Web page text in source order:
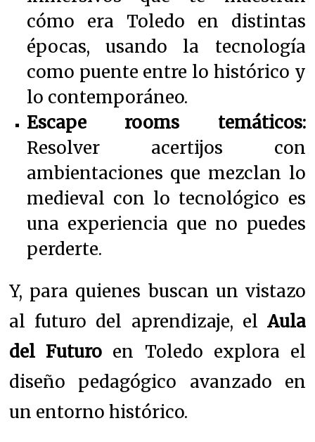
cómo era Toledo en distintas
épocas, usando la tecnología
como puente entre lo histórico y
lo contemporáneo.
Escape rooms temáticos:
Resolver acertijos con
ambientaciones que mezclan lo
medieval con lo tecnológico es
una experiencia que no puedes
perderte.
Y, para quienes buscan un vistazo
al futuro del aprendizaje, el Aula
del Futuro en Toledo explora el
diseño pedagógico avanzado en
un entorno histórico.